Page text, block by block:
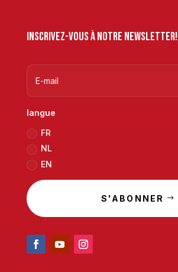
Inscrivez-vous à notre newsletter!
langue
FR
NL
EN
S'ABONNER